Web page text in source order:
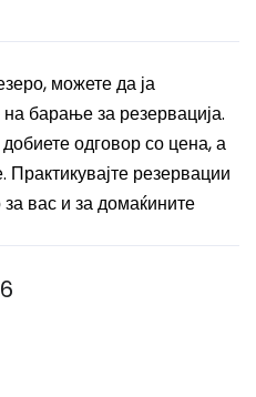
можете да ја
барање за резервација.
одговор со цена, а
резервации
за вас и за домаќините